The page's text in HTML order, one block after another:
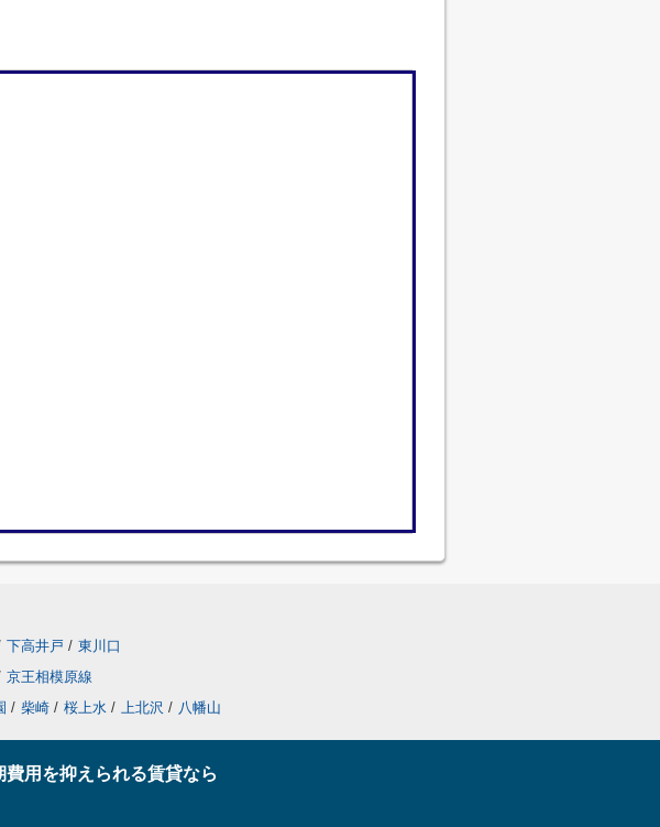
下高井戸 / 東川口
京王相模原線
/ 柴崎 / 桜上水 / 上北沢 / 八幡山
用を抑えられる賃貸なら